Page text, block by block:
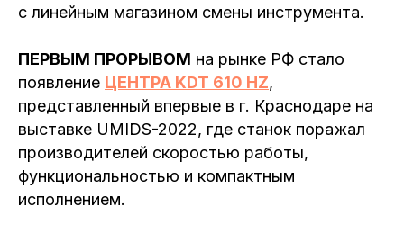
с линейным магазином смены инструмента.
ПЕРВЫМ ПРОРЫВОМ на рынке РФ стало
появление ЦЕНТРА KDT 610 HZ,
представленный впервые в г. Краснодаре на
выставке UMIDS-2022, где станок поражал
производителей скоростью работы,
функциональностью и компактным
исполнением.